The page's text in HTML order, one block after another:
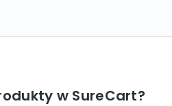
w SureCart?